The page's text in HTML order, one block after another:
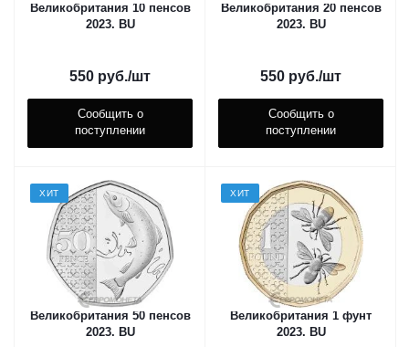
Великобритания 10 пенсов
2023. ВU
550 руб./шт
Сообщить о
поступлении
Великобритания 20 пенсов
2023. ВU
550 руб./шт
Сообщить о
поступлении
ХИТ
Великобритания 50 пенсов
2023. ВU
ХИТ
Великобритания 1 фунт
2023. ВU